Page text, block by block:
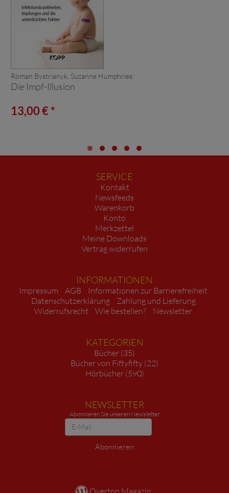
Roman Bystrianyk, Suzanne Humphries:
Die Impf-Illusion
13,00 € *
SERVICE
Kontakt
Newsfeeds
Warenkorb
Konto
Merkzettel
Meine Downloads
Vertrag widerrufen
INFORMATIONEN
Impressum AGB
Informationen zur Barrierefreiheit
Datenschutzerklärung
Zahlung und Lieferung
Widerrufsrecht
Wie bestellen? Newsletter
KATEGORIEN
Bücher (35)
Bücher von Fiftyfifty (22)
Hörbücher (590)
NEWSLETTER
Abonnieren Sie unseren Newsletter
Newsletter
Abonnieren